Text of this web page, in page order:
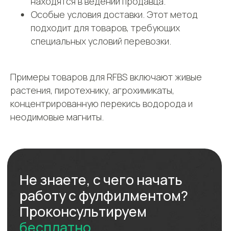
Особые условия доставки. Этот метод
подходит для товаров, требующих
специальных условий перевозки.
Примеры товаров для RFBS включают живые
растения, пиротехнику, агрохимикаты,
концентрированную перекись водорода и
неодимовые магниты.